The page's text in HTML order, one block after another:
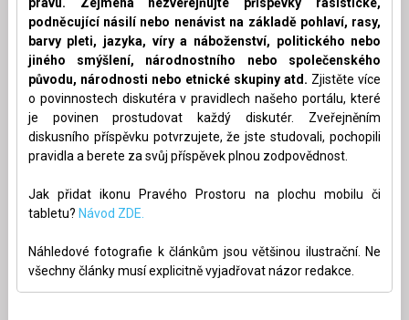
podněcující násilí nebo nenávist na základě pohlaví, rasy,
barvy pleti, jazyka, víry a náboženství, politického nebo
jiného smýšlení, národnostního nebo společenského
původu, národnosti nebo etnické skupiny atd. Zjistěte více
o povinnostech diskutéra v pravidlech našeho portálu, které
je povinen prostudovat každý diskutér. Zveřejněním
diskusního příspěvku potvrzujete, že jste studovali, pochopili
pravidla a berete za svůj příspěvek plnou zodpovědnost.
Jak přidat ikonu Pravého Prostoru na plochu mobilu či
tabletu? Návod ZDE.
Náhledové fotografie k článkům jsou většinou ilustrační. Ne
všechny články musí explicitně vyjadřovat názor redakce.